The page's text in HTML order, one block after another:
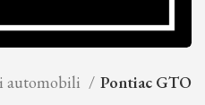
automobili Pontiac GTO